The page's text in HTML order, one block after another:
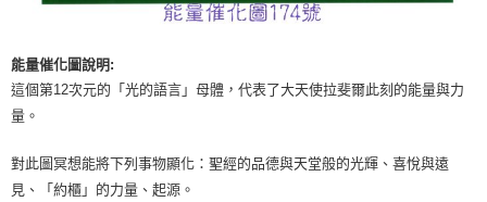
能量催化圖說明:
這個第12次元的「光的語言」母體，代表了大天使拉斐爾此刻的能量與力
量。
對此圖冥想能將下列事物顯化：聖經的品德與天堂般的光輝、喜悅與遠
見、「約櫃」的力量、起源。